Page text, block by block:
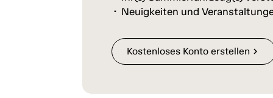
Neuigkeiten und
Kostenloses Konto erstellen chevron_right